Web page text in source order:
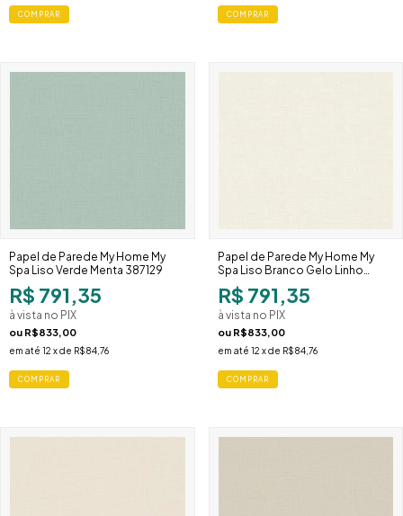
Papel de Parede My Home My
Spa Liso Verde Menta 387129
R$ 791,35
à vista no PIX
ou R$833,00
em até 12 x de R$84,76
Papel de Parede My Home My
Spa Liso Branco Gelo Linho
387128
R$ 791,35
à vista no PIX
ou R$833,00
em até 12 x de R$84,76